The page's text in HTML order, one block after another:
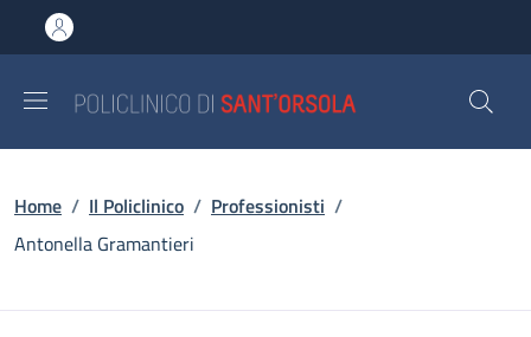
al contenuto principale
to footer content
Briciole di pane
Home / Il Policlinico / Professionisti /
Antonella Gramantieri